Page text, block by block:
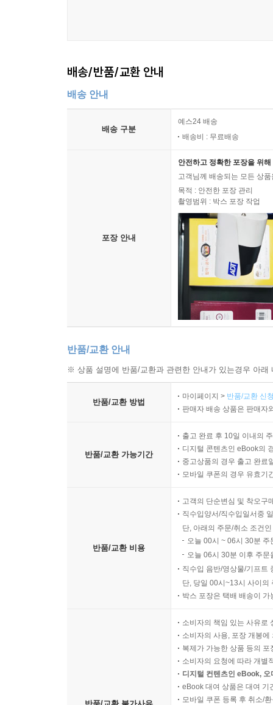
못했던 일. 자신만만하고 의기양양하게 목소리
괴물에게 다가간다. 이 세상 모든 소녀의 삶을 구
있을까?
꽉 막힌 현실 세계를 벗어나고만 싶은 지금 여기의
아주 새로운 판타지 페미니즘 소설!
어느 날 운명처럼 ‘본리스머시’의 길을 걷게
다르며 궁극적으로 꿈꾸는 삶의 모습 또한 같지
한다. 주니퍼는 멤버 중 가장 어리고 몸집도 제
때문일 거라고, 프레이는 주니퍼를 보며 생각하
자신의 이야기를 꺼내지 않는다. 이들을 아우르
그러나 사실 프레이 자신도 하루에도 십수 번
어떠했을까. 나는 불행을 타고난 것이었을까.
마음은 비단 한 사람만의 것이 아닐 테다. 오비에
공감을 이끈다. 광활한 배경과 환상적인 분위기
있다.
『본리스머시』 시리즈가 그동안 보아온 전형
이루어져 있으며 그들과 맞서게 되거나 혹은
삶의 틀에서 벗어나기 위해 발버둥치는 소녀들
있다.
숨겨 둔 ‘본리스머시’ 소녀들의 진짜 모습을 마
작가가 “이제 여성에게 억제나 타협, 회피 같은
작품을 추천하였듯 소녀들은 이미 곁에 와 있
소녀들은 미래로 향하고 있다. 바로 지금, 나와 너
배송/반품/교환 안내
배송 안내
배송 구분
예스24 배송
배송비 : 무료배송
포장 안내
안전하고 정확한 포장을 위
고객님께 배송되는 모든 상
목적 : 안전한 포장 관리
촬영범위 : 박스 포장 작업
반품/교환 안내
※ 상품 설명에 반품/교환과 관련한 안내가 있는경우 아
반품/교환 방법
마이페이지 > 반품/교환 신
판매자 배송 상품은 판매자
반품/교환 가능기간
출고 완료 후 10일 이내의
디지털 콘텐츠인 eBook의
중고상품의 경우 출고 완료
모바일 쿠폰의 경우 유효기
반품/교환 비용
고객의 단순변심 및 착오구
직수입양서/직수입일서중
단, 아래의 주문/취소 조건
오늘 00시 ~ 06시 30분
오늘 06시 30분 이후 주
직수입 음반/영상물/기프트
단, 당일 00시~13시 사이의
박스 포장은 택배 배송이
소비자의 책임 있는 사유로
소비자의 사용, 포장 개봉
복제가 가능한 상품 등의
소비자의 요청에 따라 개별
디지털 컨텐츠인 eBook,
eBook 대여 상품은 대여 기
모바일 쿠폰 등록 후 취소/